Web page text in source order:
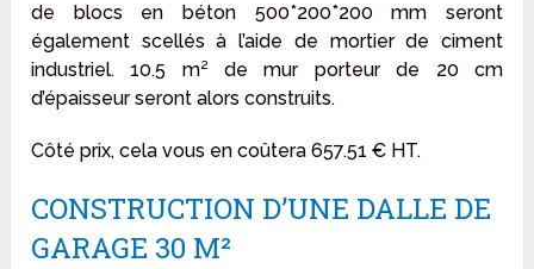
de blocs en béton 500*200*200 mm seront
également scellés à l’aide de mortier de ciment
industriel. 10.5 m² de mur porteur de 20 cm
d’épaisseur seront alors construits.
Côté prix, cela vous en coûtera 657.51 € HT.
CONSTRUCTION D’UNE DALLE DE
GARAGE 30 M²